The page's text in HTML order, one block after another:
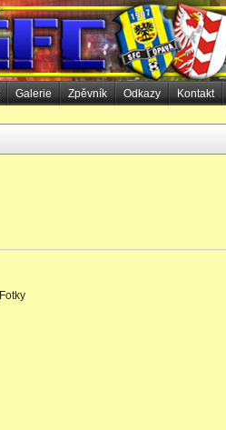
Galerie Zpěvník Odkazy Kontakt
Fotky